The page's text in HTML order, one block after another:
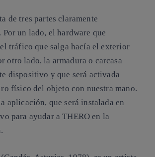
de tres partes claramente
un lado, el hardware que
tráfico que salga hacía el exterior
otro lado, la armadura o carcasa
dispositivo y que será activada
físico del objeto con nuestra mano.
aplicación, que será instalada en
para ayudar a THERO en la